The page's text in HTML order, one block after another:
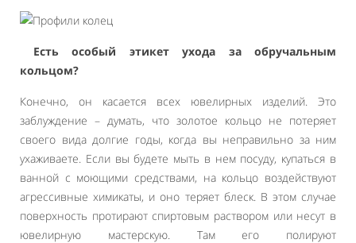
Есть особый этикет ухода за обручальным
кольцом?
Конечно, он касается всех ювелирных изделий. Это
заблуждение – думать, что золотое кольцо не потеряет
своего вида долгие годы, когда вы неправильно за ним
ухаживаете. Если вы будете мыть в нем посуду, купаться в
ванной с моющими средствами, на кольцо воздействуют
агрессивные химикаты, и оно теряет блеск. В этом случае
поверхность протирают спиртовым раствором или несут в
ювелирную мастерскую. Там его полируют